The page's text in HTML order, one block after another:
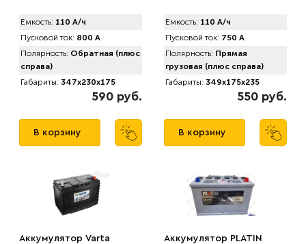
Емкость: 110 А/ч
Пусковой ток: 800 А
Полярность: Обратная (плюс
справа)
Габариты: 347x230x175
590 руб.
В корзину
Емкость: 110 А/ч
Пусковой ток: 750 А
Полярность: Прямая
грузовая (плюс справа)
Габариты: 349x175x235
550 руб.
В корзину
Аккумулятор Varta
Аккумулятор PLATIN